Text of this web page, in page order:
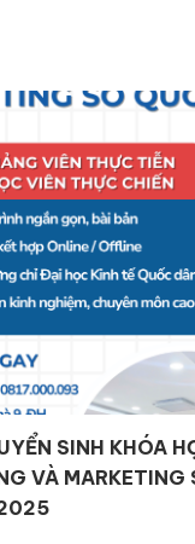
SINH KHÓA
VÀ MARKETING